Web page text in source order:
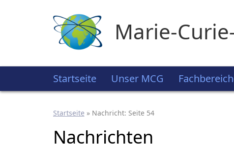
Marie-
Startseite Unser MCG
Startseite » Nachricht: Seite 54
Nachrichten